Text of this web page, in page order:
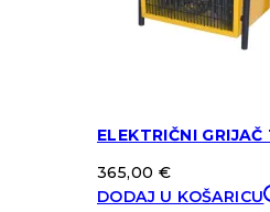
ELEKTRIČNI
365,00 €
DODAJ U KOŠARICU